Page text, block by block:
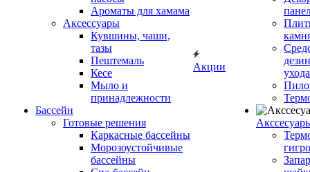
Ароматы для хамама
Аксессуары
Кувшины, чаши,
тазы
Пештемаль
Кесе
Мыло и
принадлежности
Бассейн
Готовые решения
Каркасные бассейны
Морозоустойчивые
бассейны
Акции
ухода